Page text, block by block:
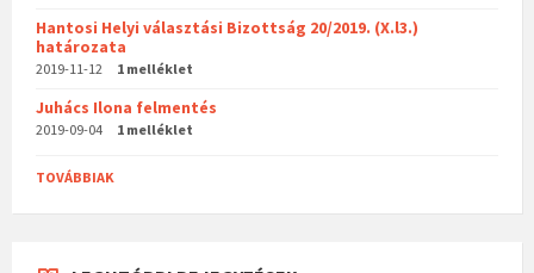
Hantosi Helyi választási Bizottság 20/2019. (X.l3.)
határozata
2019-11-12 1 melléklet
Juhács Ilona felmentés
2019-09-04 1 melléklet
TOVÁBBIAK